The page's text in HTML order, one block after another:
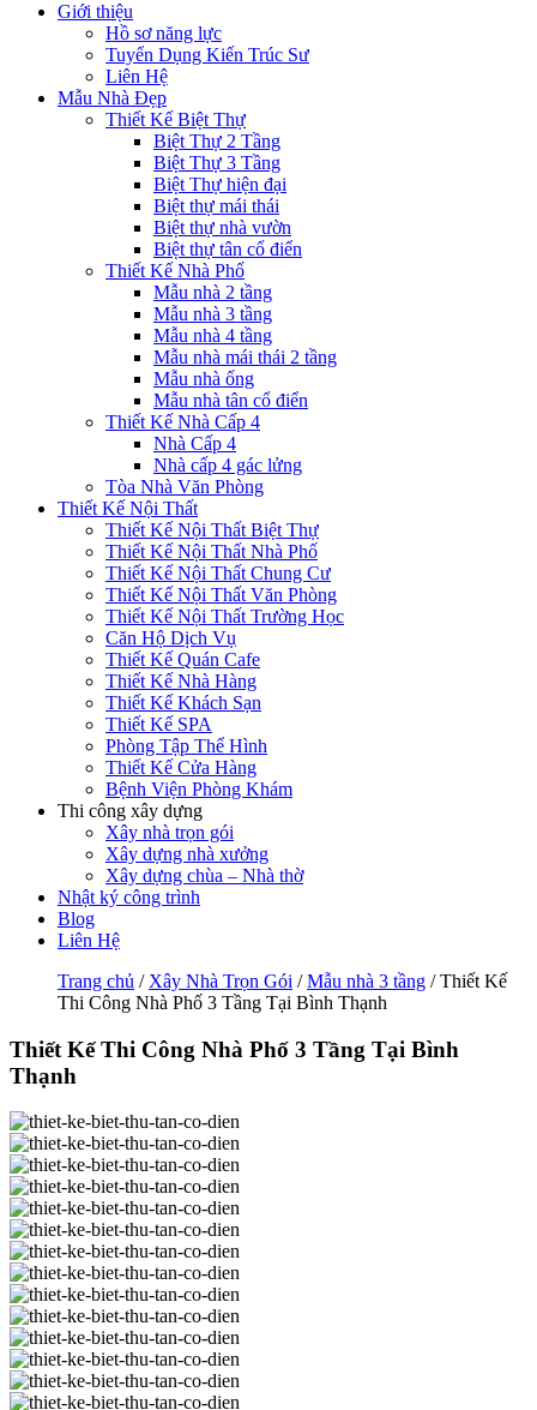
Giới thiệu
Hồ sơ năng lực
Tuyển Dụng Kiến Trúc Sư
Liên Hệ
Mẫu Nhà Đẹp
Thiết Kế Biệt Thự
Biệt Thự 2 Tầng
Biệt Thự 3 Tầng
Biệt Thự hiện đại
Biệt thự mái thái
Biệt thự nhà vườn
Biệt thự tân cổ điển
Thiết Kế Nhà Phố
Mẫu nhà 2 tầng
Mẫu nhà 3 tầng
Mẫu nhà 4 tầng
Mẫu nhà mái thái 2 tầng
Mẫu nhà ống
Mẫu nhà tân cổ điển
Thiết Kế Nhà Cấp 4
Nhà Cấp 4
Nhà cấp 4 gác lửng
Tòa Nhà Văn Phòng
Thiết Kế Nội Thất
Thiết Kế Nội Thất Biệt Thự
Thiết Kế Nội Thất Nhà Phố
Thiết Kế Nội Thất Chung Cư
Thiết Kế Nội Thất Văn Phòng
Thiết Kế Nội Thất Trường Học
Căn Hộ Dịch Vụ
Thiết Kế Quán Cafe
Thiết Kế Nhà Hàng
Thiết Kế Khách Sạn
Thiết Kế SPA
Phòng Tập Thể Hình
Thiết Kế Cửa Hàng
Bệnh Viện Phòng Khám
Thi công xây dựng
Xây nhà trọn gói
Xây dựng nhà xưởng
Xây dựng chùa – Nhà thờ
Nhật ký công trình
Blog
Liên Hệ
Trang chủ / Xây Nhà Trọn Gói /Mẫu nhà 3 tầng / Thiết Kế
Thi Công Nhà Phố 3 Tầng Tại Bình Thạnh
Thiết Kế Thi Công Nhà Phố 3 Tầng Tại Bình
Thạnh